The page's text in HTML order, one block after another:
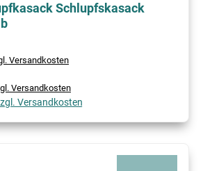
Schlupfskasack
Versandkosten
Versandkosten
Versandkosten